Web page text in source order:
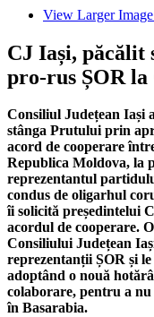
View Larger Image
CJ Iași,
pro-rus ȘOR
Consiliul Județean Iași
stânga Prutului prin
acord de cooperare
Republica Moldova, la
reprezentantul
condus de oligarhul
îi solicită președintelui
acordul de cooperare.
Consiliului Județean
reprezentanții ȘOR și
adoptând o nouă
colaborare, pentru a nu
în Basarabia.